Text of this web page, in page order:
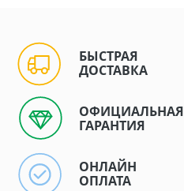
БЫСТРАЯ
ДОСТАВКА
ОФИЦИАЛЬНАЯ
ГАРАНТИЯ
ОНЛАЙН
ОПЛАТА